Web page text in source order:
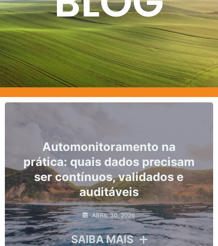
na
quais dados precisam
validados e
auditáveis
ABRIL 30, 2026
SAIBA MAIS